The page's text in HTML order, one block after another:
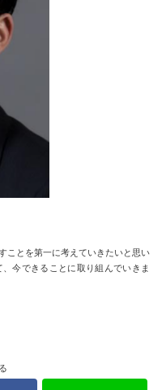
ことを第一に考えていきたいと思い
今できることに取り組んでいきま